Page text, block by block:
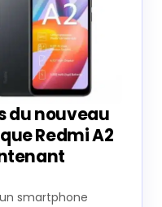
du nouveau
Redmi A2
smartphone